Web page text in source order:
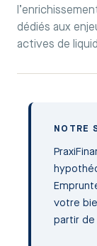
dédiés aux
actives de
NOTRE
votre
partir